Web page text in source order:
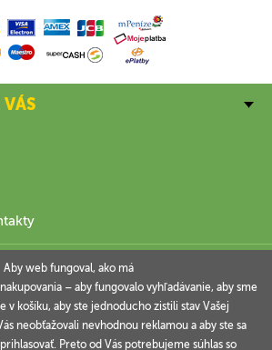
VÁS
Aby web fungoval, ako má
– aby fungovalo vyhľadávanie, aby sme
v košíku, aby ste jednoducho zistili stav Vašej
neobťažovali nevhodnou reklamou a aby ste sa
Preto od Vás potrebujeme súhlas so